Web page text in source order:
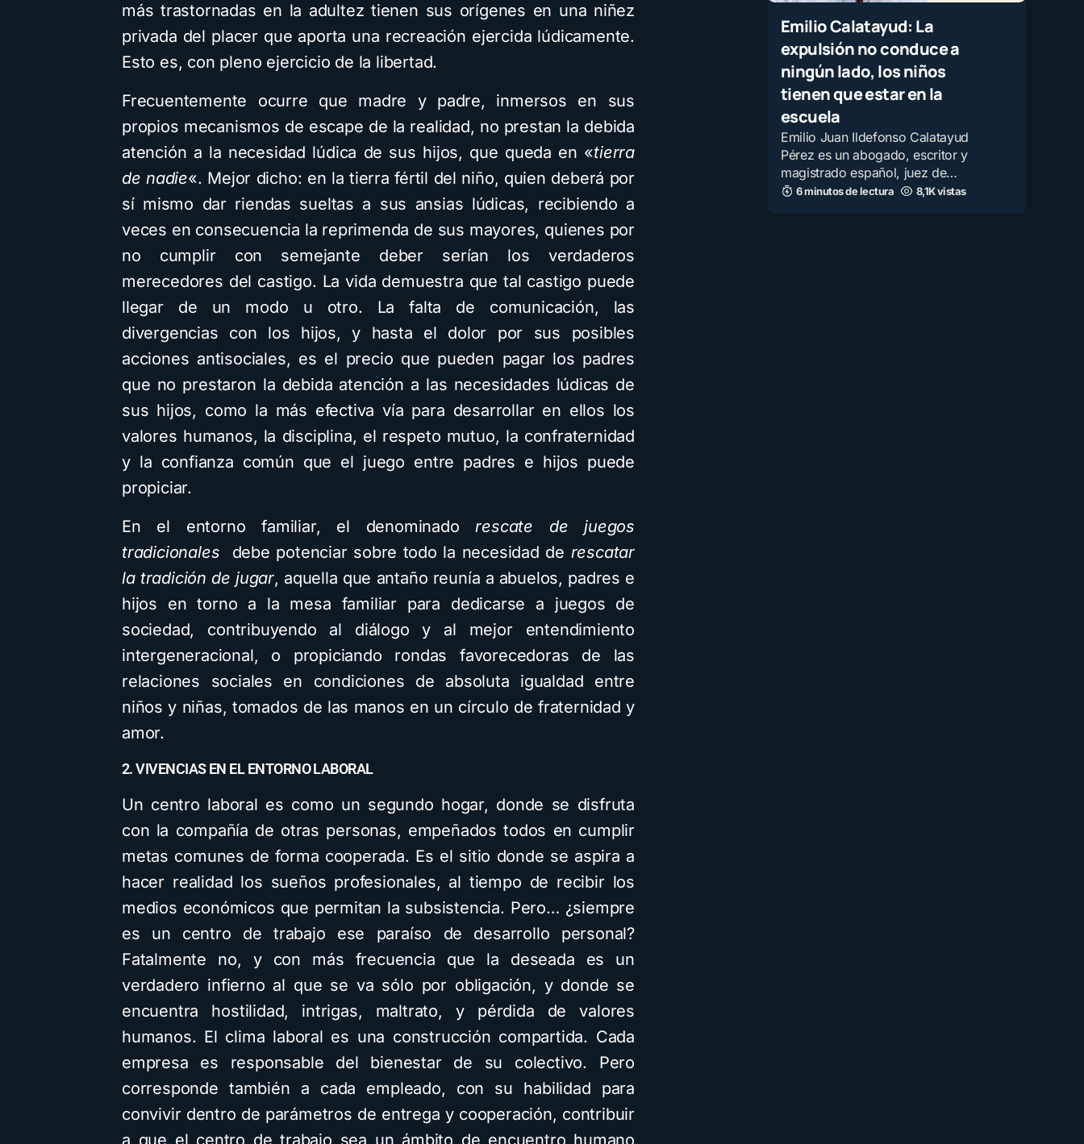
más trastornadas en la adultez tienen sus orígenes en una niñez
privada del placer que aporta una recreación ejercida lúdicamente.
Esto es, con pleno ejercicio de la libertad.
Frecuentemente ocurre que madre y padre, inmersos en sus
propios mecanismos de escape de la realidad, no prestan la debida
atención a la necesidad lúdica de sus hijos, que queda en «tierra
de nadie«. Mejor dicho: en la tierra fértil del niño, quien deberá por
sí mismo dar riendas sueltas a sus ansias lúdicas, recibiendo a
veces en consecuencia la reprimenda de sus mayores, quienes por
no cumplir con semejante deber serían los verdaderos
merecedores del castigo. La vida demuestra que tal castigo puede
llegar de un modo u otro. La falta de comunicación, las
divergencias con los hijos, y hasta el dolor por sus posibles
acciones antisociales, es el precio que pueden pagar los padres
que no prestaron la debida atención a las necesidades lúdicas de
sus hijos, como la más efectiva vía para desarrollar en ellos los
valores humanos, la disciplina, el respeto mutuo, la confraternidad
y la confianza común que el juego entre padres e hijos puede
propiciar.
En el entorno familiar, el denominadorescate de juegos
tradicionales debe potenciar sobre todo la necesidad de rescatar
la tradición de jugar, aquella que antaño reunía a abuelos, padres e
hijos en torno a la mesa familiar para dedicarse a juegos de
sociedad, contribuyendo al diálogo y al mejor entendimiento
intergeneracional, o propiciando rondas favorecedoras de las
relaciones sociales en condiciones de absoluta igualdad entre
niños y niñas, tomados de las manos en un círculo de fraternidad y
amor.
2. VIVENCIAS EN EL ENTORNO LABORAL
Un centro laboral es como un segundo hogar, donde se disfruta
con la compañía de otras personas, empeñados todos en cumplir
metas comunes de forma cooperada. Es el sitio donde se aspira a
hacer realidad los sueños profesionales, al tiempo de recibir los
medios económicos que permitan la subsistencia. Pero… ¿siempre
es un centro de trabajo ese paraíso de desarrollo personal?
Fatalmente no, y con más frecuencia que la deseada es un
verdadero infierno al que se va sólo por obligación, y donde se
encuentra hostilidad, intrigas, maltrato, y pérdida de valores
humanos. El clima laboral es una construcción compartida. Cada
empresa es responsable del bienestar de su colectivo. Pero
corresponde también a cada empleado, con su habilidad para
convivir dentro de parámetros de entrega y cooperación, contribuir
a que el centro de trabajo sea un ámbito de encuentro humano
Emilio Calatayud: La
expulsión no conduce a
ningún lado, los niños
tienen que estar en la
escuela
Emilio Juan Ildefonso Calatayud
Pérez es un abogado, escritor y
magistrado español, juez de…
6 minutos de lectura 8,1K vistas